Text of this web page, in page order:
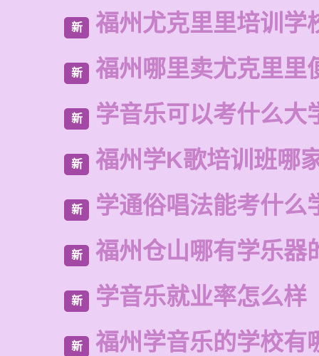
新 福州尤克里里培训学
新 福州哪里卖尤克里里
新 学音乐可以考什么大
新 福州学K歌培训班哪
新 学通俗唱法能考什么
新 福州仓山哪有学乐器
新 学音乐就业率怎么样
新 福州学音乐的学校有